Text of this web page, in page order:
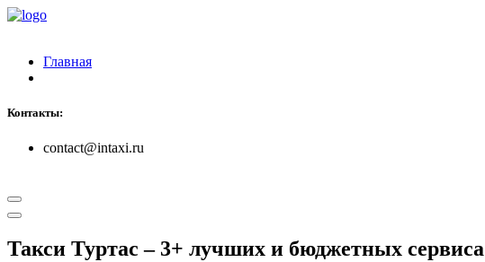
Главная
Контакты:
contact@intaxi.ru
Такси Туртас – 3+ лучших и бюджетных сервиса